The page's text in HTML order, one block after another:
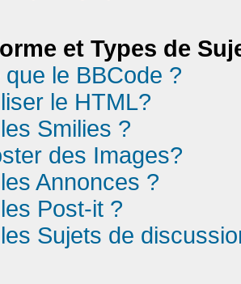
et Types de
le BBCode ?
le HTML?
Smilies ?
des Images?
Annonces ?
Post-it ?
Sujets de